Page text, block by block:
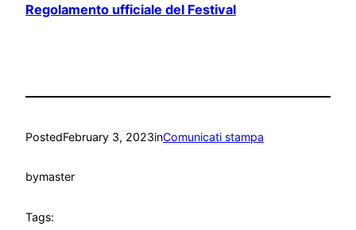
Regolamento ufficiale del Festival
PostedFebruary 3, 2023inComunicati stampa
bymaster
Tags: